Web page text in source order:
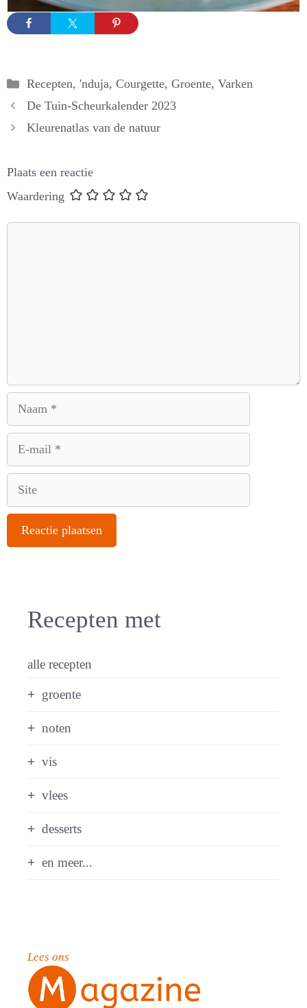
Categorieën
Recepten, 'nduja, Courgette, Groente, Varken
De Tuin-Scheurkalender 2023
Kleurenatlas van de natuur
Plaats een reactie
Waardering
Recepten met
alle recepten
groente
noten
vis
vlees
desserts
en meer...
Lees ons